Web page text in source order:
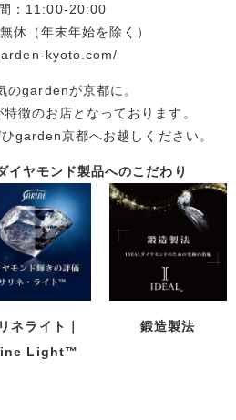
：11:00-20:00
休（年末年始を除く）
kyoto.com/
のgardenが京都に。
徴のお店となっております。
garden京都へお越しください。
イヤモンド製品へのこだわり
ネライト｜
Light™
鍛造製法